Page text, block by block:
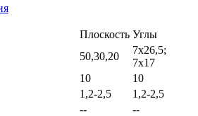
Плоскость Углы
50,30,20
7х26,5;
7х17
10
10
1,2-2,5
1,2-2,5
--
--